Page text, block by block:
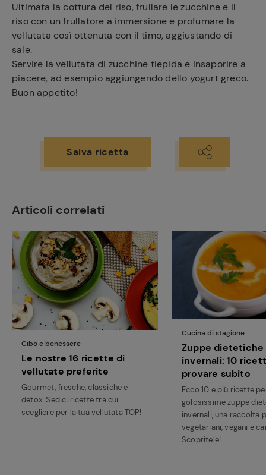
Ultimata la cottura del riso, frullare le zucchine e il
riso con un frullatore a immersione e profumare la
vellutata così ottenuta con il timo, aggiustando di
sale.
Servire la vellutata di zucchine tiepida e insaporire a
piacere, ad esempio aggiungendo dello yogurt greco.
Buon appetito!
Salva ricetta
Articoli correlati
Cibo e benessere
Le nostre 16 ricette di
vellutate preferite
Gourmet, fresche, classiche e
detox. Sedici ricette tra cui
scegliere per la tua vellutata TOP!
Cucina di stagione
Zuppe dietetiche
invernali: 10
provare subito
Ecco 10 e più ricette
golosissime zuppe
invernali, una raccolta
vegetariani, vegani e
Scopritele!
preferite